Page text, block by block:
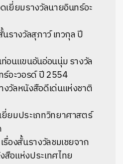
เยี่ยมรางวัลนายอินทร์อะ
รางวัลสุภาว์ เทวกุล ปี
อนแขนอันอ่อนนุ่ม รางวัล
ร์อะวอรด์ ปี 2554
วัลหนังสือดีเด่นแห่งชาติ
ยี่ยมประเภทวิทยาศาสตร์
องสั้นรางวัลชมเชยจาก
อแห่งประเทศไทย